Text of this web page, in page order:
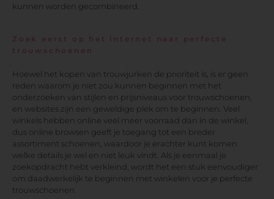
kunnen worden gecombineerd.
Zoek eerst op het internet naar perfecte
trouwschoenen
Hoewel het kopen van trouwjurken de prioriteit is, is er geen
reden waarom je niet zou kunnen beginnen met het
onderzoeken van stijlen en prijsniveaus voor trouwschoenen,
en websites zijn een geweldige plek om te beginnen. Veel
winkels hebben online veel meer voorraad dan in de winkel,
dus online browsen geeft je toegang tot een breder
assortiment schoenen, waardoor je erachter kunt komen
welke details je wel en niet leuk vindt. Als je eenmaal je
zoekopdracht hebt verkleind, wordt het een stuk eenvoudiger
om daadwerkelijk te beginnen met winkelen voor je perfecte
trouwschoenen.